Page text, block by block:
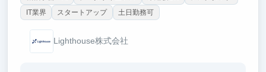
IT業界
スタートアップ 土日勤務可
Lighthouse株式会社